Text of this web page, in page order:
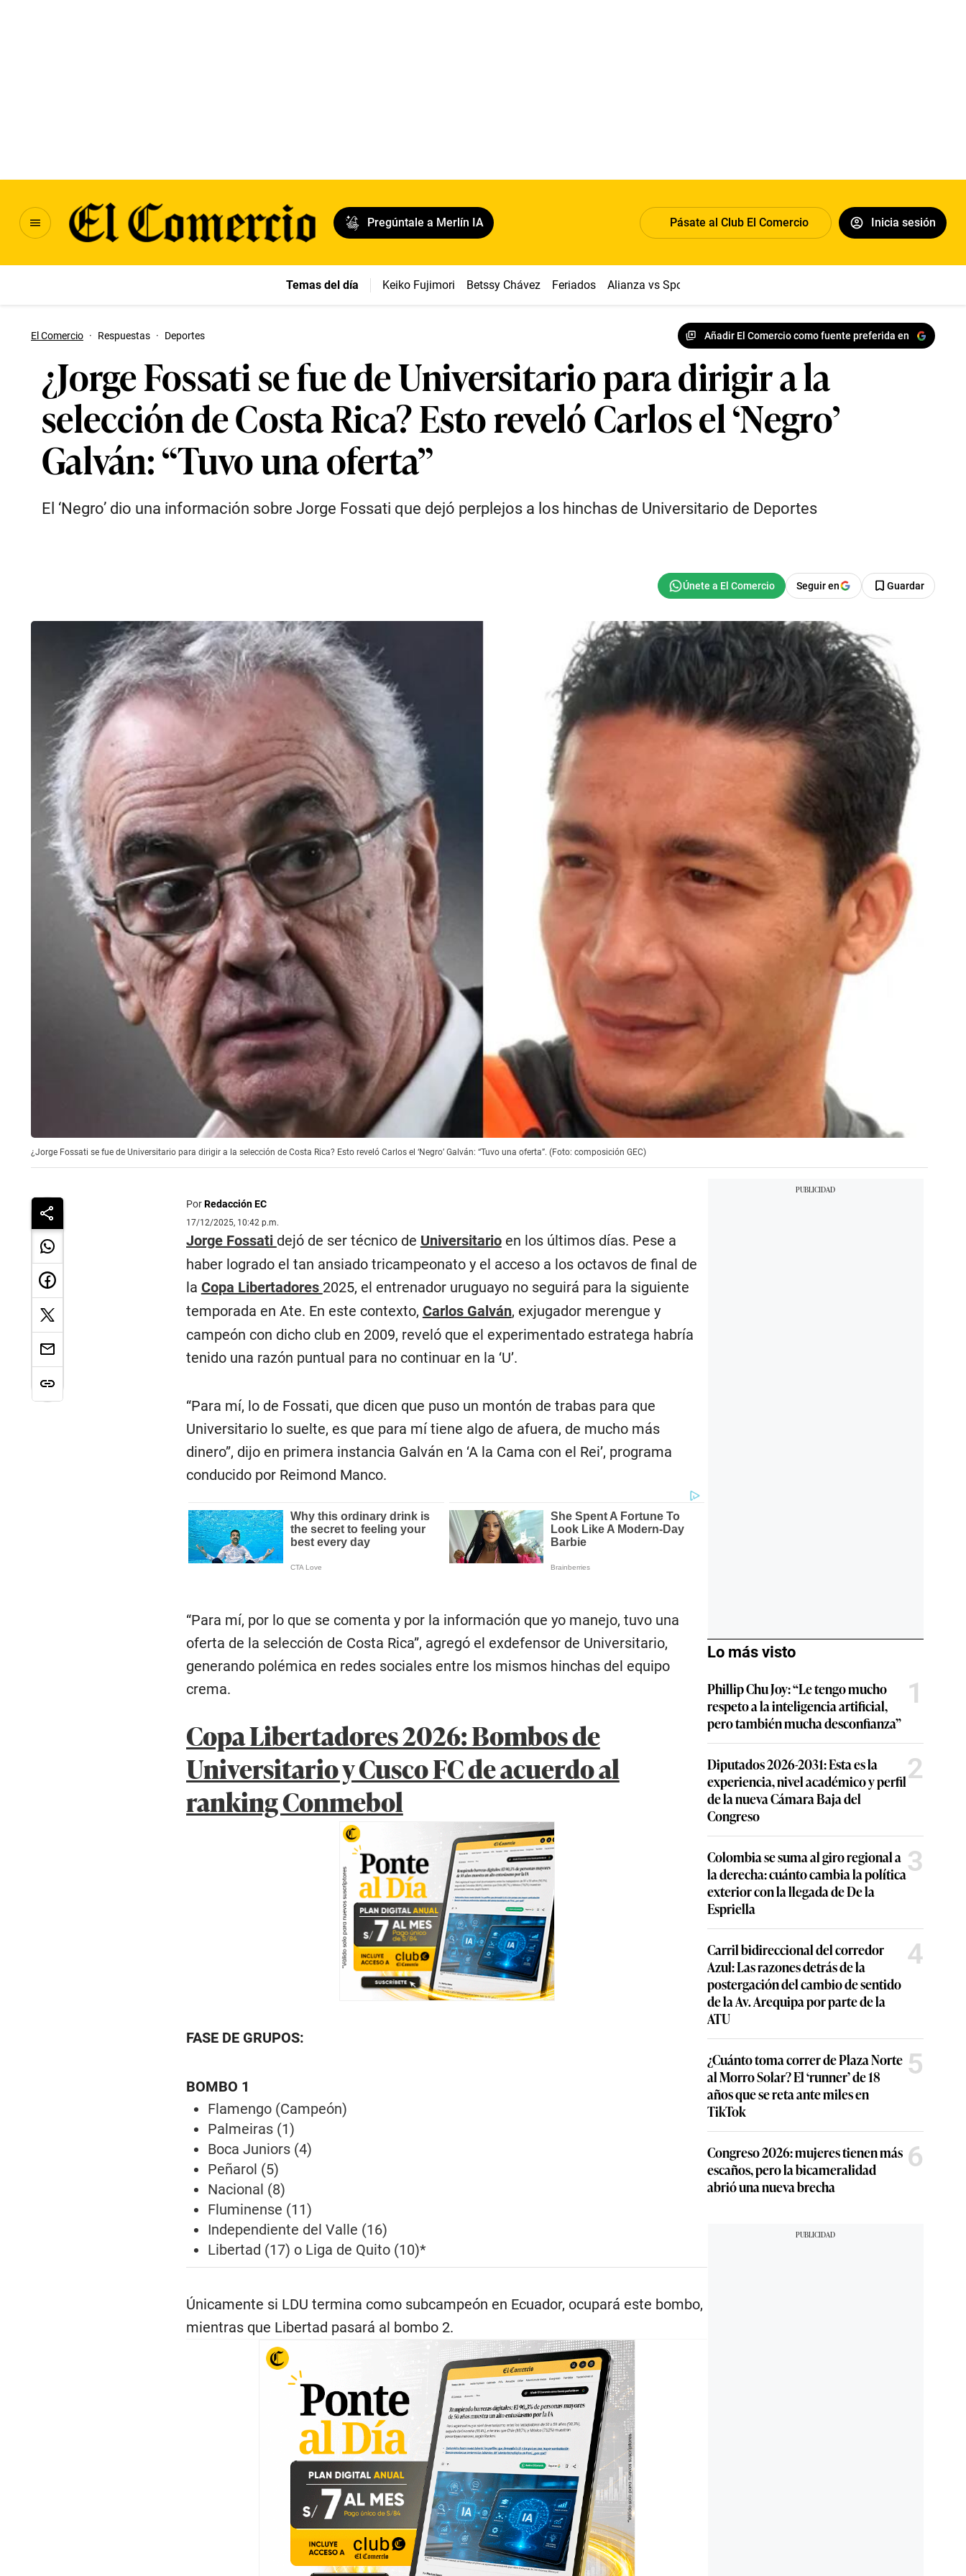
Pregúntale a Merlín IA Pásate al Club El Comercio Inicia sesión
Temas del día Keiko Fujimori Betssy Chávez Feriados Alianza vs Sport Boys
El Comercio · Respuestas · Deportes Añadir El Comercio como fuente preferida en
¿Jorge Fossati se fue de Universitario para dirigir a la
selección de Costa Rica? Esto reveló Carlos el ‘Negro’
Galván: “Tuvo una oferta”
El ‘Negro’ dio una información sobre Jorge Fossati que dejó perplejos a los hinchas de Universitario de Deportes
Seguir en Guardar
¿Jorge Fossati se fue de Universitario para dirigir a la selección de Costa Rica? Esto reveló Carlos el ‘Negro’ Galván: “Tuvo una oferta”. (Foto: composición GEC)
PorRedacción EC
17/12/2025, 10:42 p.m.
Jorge Fossati dejó de ser técnico de Universitarioen los últimos días. Pese a
haber logrado el tan ansiado tricampeonato y el acceso a los octavos de final de
la Copa Libertadores 2025, el entrenador uruguayo no seguirá para la siguiente
temporada en Ate. En este contexto, Carlos Galván, exjugador merengue y
campeón con dicho club en 2009, reveló que el experimentado estratega habría
tenido una razón puntual para no continuar en la ‘U’.
“Para mí, lo de Fossati, que dicen que puso un montón de trabas para que
Universitario lo suelte, es que para mí tiene algo de afuera, de mucho más
dinero”, dijo en primera instancia Galván en ‘A la Cama con el Rei’, programa
conducido por Reimond Manco.
“Para mí, por lo que se comenta y por la información que yo manejo, tuvo una
oferta de la selección de Costa Rica”, agregó el exdefensor de Universitario,
generando polémica en redes sociales entre los mismos hinchas del equipo
crema.
Copa Libertadores 2026: Bombos de
Universitario y Cusco FC de acuerdo al
ranking Conmebol
FASE DE GRUPOS:
BOMBO 1
Flamengo (Campeón)
Palmeiras (1)
Boca Juniors (4)
Peñarol (5)
Nacional (8)
Fluminense (11)
Independiente del Valle (16)
Libertad (17) o Liga de Quito (10)*
Únicamente si LDU termina como subcampeón en Ecuador, ocupará este bombo,
mientras que Libertad pasará al bombo 2.
Lo más visto
Phillip Chu Joy: “Le tengo mucho
respeto a la inteligencia artificial,
pero también mucha desconfianza”
1
Diputados 2026-2031: Esta es la
experiencia, nivel académico y perfil
de la nueva Cámara Baja del
Congreso
2
Colombia se suma al giro regional a
la derecha: cuánto cambia la política
exterior con la llegada de De la
Espriella
3
Carril bidireccional del corredor
Azul: Las razones detrás de la
postergación del cambio de sentido
de la Av. Arequipa por parte de la
ATU
4
¿Cuánto toma correr de Plaza Norte
al Morro Solar? El ‘runner’ de 18
años que se reta ante miles en
TikTok
5
Congreso 2026: mujeres tienen más
escaños, pero la bicameralidad
abrió una nueva brecha
6